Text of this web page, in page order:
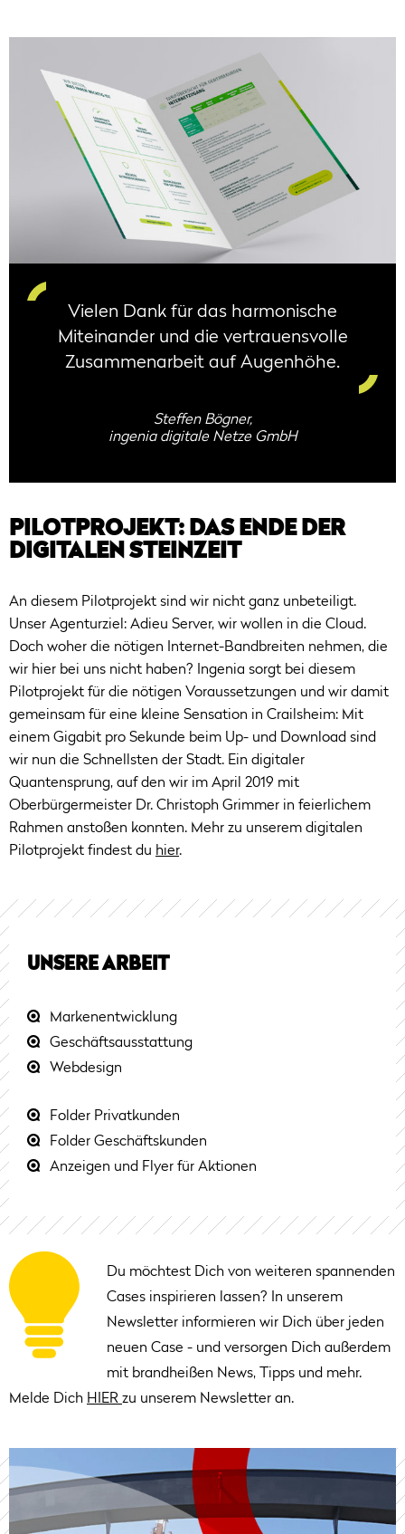
Vielen Dank für das harmonische
Miteinander und die vertrauensvolle
Zusammenarbeit auf Augenhöhe.
Steffen Bögner,
ingenia digitale Netze GmbH
PILOTPROJEKT: DAS ENDE DER
DIGITALEN STEINZEIT
An diesem Pilotprojekt sind wir nicht ganz unbeteiligt.
Unser Agenturziel: Adieu Server, wir wollen in die Cloud.
Doch woher die nötigen Internet-Bandbreiten nehmen, die
wir hier bei uns nicht haben? Ingenia sorgt bei diesem
Pilotprojekt für die nötigen Voraussetzungen und wir damit
gemeinsam für eine kleine Sensation in Crailsheim: Mit
einem Gigabit pro Sekunde beim Up- und Download sind
wir nun die Schnellsten der Stadt. Ein digitaler
Quantensprung, auf den wir im April 2019 mit
Oberbürgermeister Dr. Christoph Grimmer in feierlichem
Rahmen anstoßen konnten. Mehr zu unserem digitalen
Pilotprojekt findest du hier.
UNSERE ARBEIT
Markenentwicklung
Geschäftsausstattung
Webdesign
Folder Privatkunden
Folder Geschäftskunden
Anzeigen und Flyer für Aktionen
Du möchtest Dich von weiteren spannenden
Cases inspirieren lassen? In unserem
Newsletter informieren wir Dich über jeden
neuen Case - und versorgen Dich außerdem
mit brandheißen News, Tipps und mehr.
Melde Dich HIER zu unserem Newsletter an.